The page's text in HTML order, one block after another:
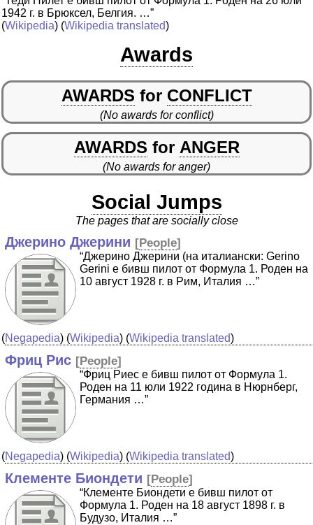
1942 г. в Брюксел, Белгия. …”
(Wikipedia) (Wikipedia translated)
Awards
AWARDS for CONFLICT
(No awards for conflict)
AWARDS for ANGER
(No awards for anger)
Social Jumps
The pages that are socially close
Джерино Джерини [People]
“Джерино Джерини (на италиански: Gerino
Gerini е бивш пилот от Формула 1. Роден на
10 август 1928 г. в Рим, Италия …”
(Negapedia) (Wikipedia) (Wikipedia translated)
Фриц Рис [People]
“Фриц Риес е бивш пилот от Формула 1.
Роден на 11 юли 1922 година в Нюрнберг,
Германия …”
(Negapedia) (Wikipedia) (Wikipedia translated)
Клементе Биондети [People]
“Клементе Биондети е бивш пилот от
Формула 1. Роден на 18 август 1898 г. в
Будузо, Италия …”